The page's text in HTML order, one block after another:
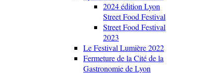
2024 édition Lyon
Street Food Festival
Street Food Festival
2023
Le Festival Lumière 2022
Fermeture de la Cité de la
Gastronomie de Lyon